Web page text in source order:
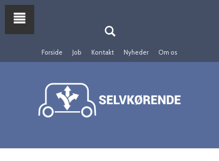
Forside Job Kontakt Nyheder Om os